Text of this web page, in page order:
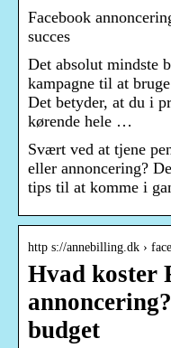
Facebook
succes
Det absolut mindste
kampagne til at
Det betyder, at du i
kørende hele …
Svært ved at tjene
eller annoncering?
tips til at komme i
http s://annebilling.dk ›
Hvad koster
budget